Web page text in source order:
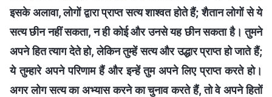
इसके अलावा, लोगों द्वारा प्राप्त सत्य शाश्वत होते हैं; शैतान लोगों से ये
सत्‍य छीन नहीं सकता, न ही कोई और उनसे यह छीन सकता है। तुमने
अपने हित त्याग देते हो, लेकिन तुम्‍हें सत्य और उद्धार प्राप्त हो जाते हैं;
ये तुम्हारे अपने परिणाम हैं और इन्हें तुम अपने लिए प्राप्त करते हो।
अगर लोग सत्‍य का अभ्‍यास करने का चुनाव करते हैं, तो वे अपने हितों